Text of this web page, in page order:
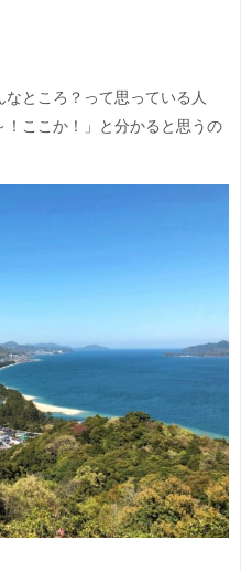
ところ？って思っている人
！ここか！」と分かると思うの